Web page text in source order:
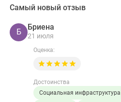
Самый новый отзыв
Б
Бриена
21 июля
Оценка:
Достоинства
Социальная инфраструктура